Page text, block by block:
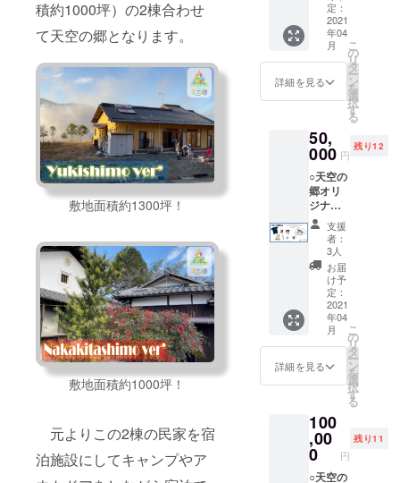
積約1000坪） の2棟合わせ
て天空の郷となります。
敷地面積約1300坪！
敷地面積約1000坪！
元よりこの2棟の民家を宿
泊施設にしてキャンプやア
ござい
ます。
時に便
利に使
える真
空ステ
ンレス
ボトル
いま
す！ ※
イメー
ジです
ので、
実物と
色、デ
ザイ
ン、サ
イズ等
が若干
異なる
場合が
ござい
ます。
ルアウ
トドア
セット
（アウ
トドア
ロー
チェア
＆テー
ルミス
ポーツ
ボトル/
ポータ
ブルス
テンレ
スマグ
カッ
プ）に
加え、
オリジ
ナル
トート
バック
とロゴ
入り
フェイ
になっ
ていま
す！ ※
イメー
ジです
定：
2021
年04
月
詳細を見る
こ
の
リ
タ
ー
ン
を
選
択
す
る
50,
000 円
残り12
○天空の
郷オリ
ジナル
セットB
Tシャツ
＆天空
の郷オ
リジナ
ルアウ
トドア
セット
（アウ
トドア
ロー
チェア
＆テー
ルミス
ポーツ
ボトル/
ポータ
ブルス
支援
者：
3人
お届
け予
定：
2021
年04
月
詳細を見る
こ
の
リ
タ
ー
ン
を
選
択
す
る
100
,00
0 円
残り11
○天空の